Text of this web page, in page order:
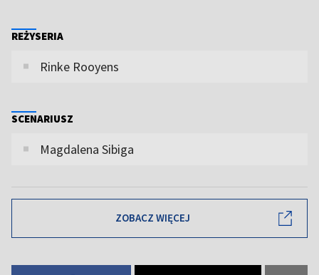
REŻYSERIA
Rinke Rooyens
SCENARIUSZ
Magdalena Sibiga
ZOBACZ WIĘCEJ